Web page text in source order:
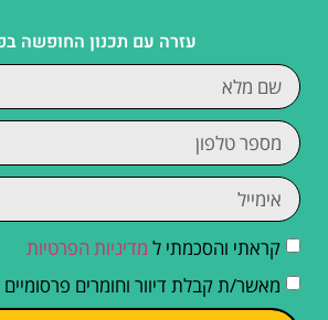
עזרה עם תכנון החופשה
קראתי והסכמתי ל מדיניות הפרטיות
מאשר/ת קבלת דיוור וחומרים פרסומיים